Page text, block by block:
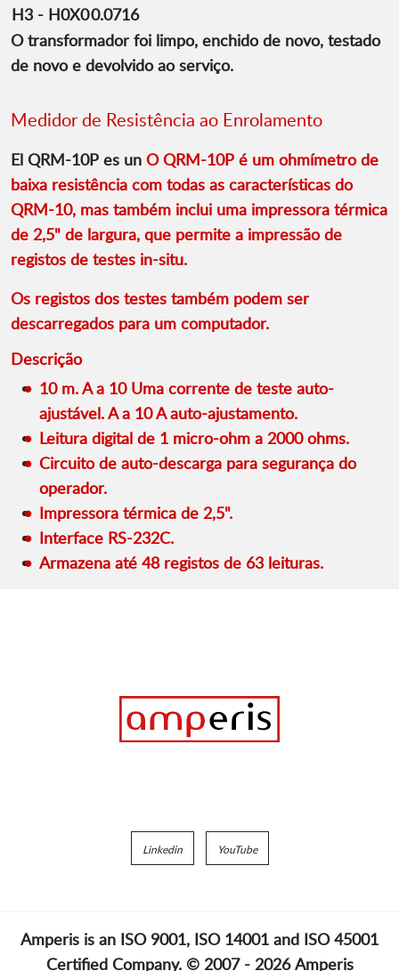
H3 - H0X00.0716
O transformador foi limpo, enchido de novo, testado
de novo e devolvido ao serviço.
Medidor de Resistência ao Enrolamento
El QRM-10P es un O QRM-10P é um ohmímetro de
baixa resistência com todas as características do
QRM-10, mas também inclui uma impressora térmica
de 2,5" de largura, que permite a impressão de
registos de testes in-situ.
Os registos dos testes também podem ser
descarregados para um computador.
Descrição
10 m. A a 10 Uma corrente de teste auto-
ajustável. A a 10 A auto-ajustamento.
Leitura digital de 1 micro-ohm a 2000 ohms.
Circuito de auto-descarga para segurança do
operador.
Impressora térmica de 2,5".
Interface RS-232C.
Armazena até 48 registos de 63 leituras.
Linkedin YouTube
Amperis is an ISO 9001, ISO 14001 and ISO 45001
Certified Company. © 2007 - 2026Amperis